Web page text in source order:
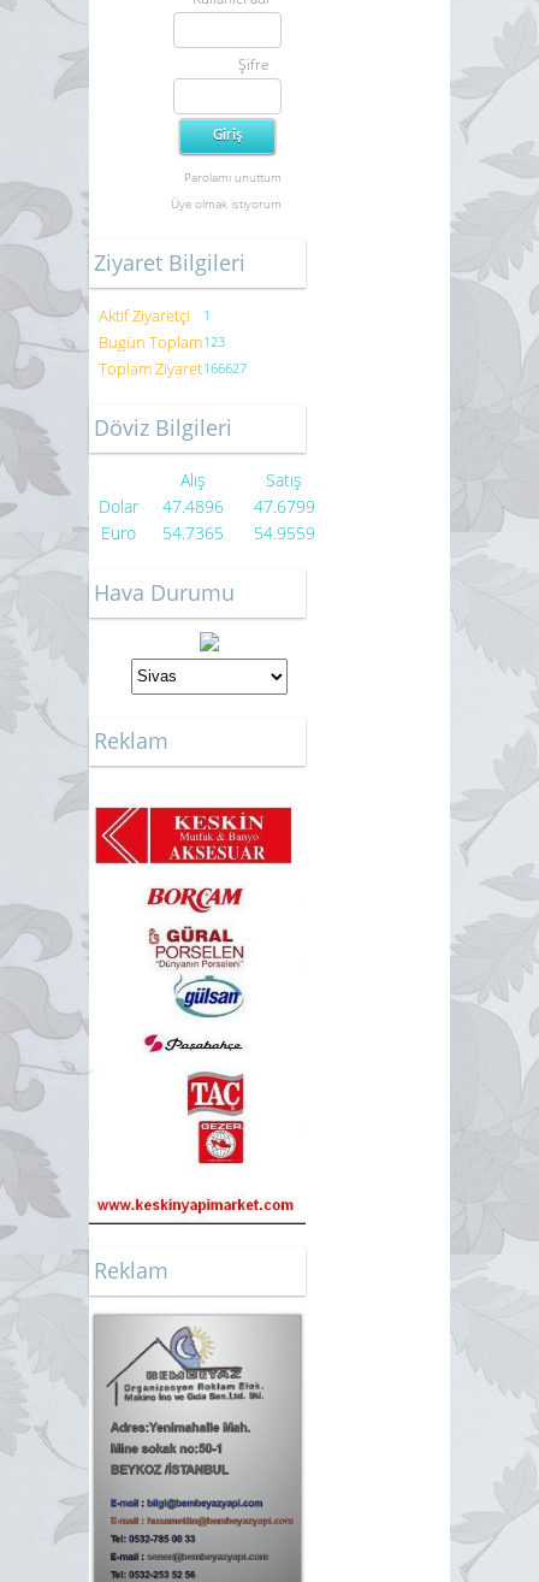
Şifre
Parolamı unuttum
Üye olmak istiyorum
Ziyaret Bilgileri
Aktif Ziyaretçi 1
Bugün Toplam123
Toplam Ziyaret166627
Döviz Bilgileri
Alış
Satış
Dolar
47.4896
47.6799
Euro
54.7365 54.9559
Hava Durumu
Reklam
Reklam